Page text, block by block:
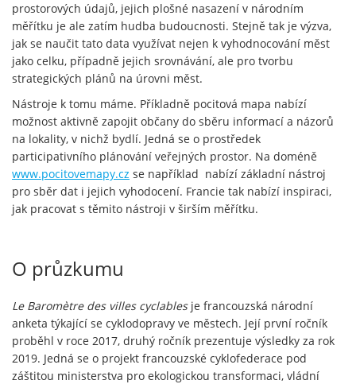
prostorových údajů, jejich plošné nasazení v národním
měřítku je ale zatím hudba budoucnosti. Stejně tak je výzva,
jak se naučit tato data využívat nejen k vyhodnocování měst
jako celku, případně jejich srovnávání, ale pro tvorbu
strategických plánů na úrovni měst.
Nástroje k tomu máme. Příkladně pocitová mapa nabízí
možnost aktivně zapojit občany do sběru informací a názorů
na lokality, v nichž bydlí. Jedná se o prostředek
participativního plánování veřejných prostor. Na doméně
www.pocitovemapy.cz se například nabízí základní nástroj
pro sběr dat i jejich vyhodocení. Francie tak nabízí inspiraci,
jak pracovat s těmito nástroji v širším měřítku.
O průzkumu
Le Baromètre des villes cyclables je francouzská národní
anketa týkající se cyklodopravy ve městech. Její první ročník
proběhl v roce 2017, druhý ročník prezentuje výsledky za rok
2019. Jedná se o projekt francouzské cyklofederace pod
záštitou ministerstva pro ekologickou transformaci, vládní